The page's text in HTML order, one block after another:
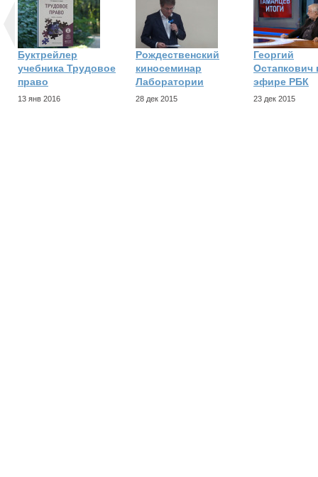
Буктрейлер
учебника Трудовое
право
13 янв 2016
Рождественский
киносеминар
Лаборатории
28 дек 2015
Георгий
Остапкович
эфире РБК
23 дек 2015